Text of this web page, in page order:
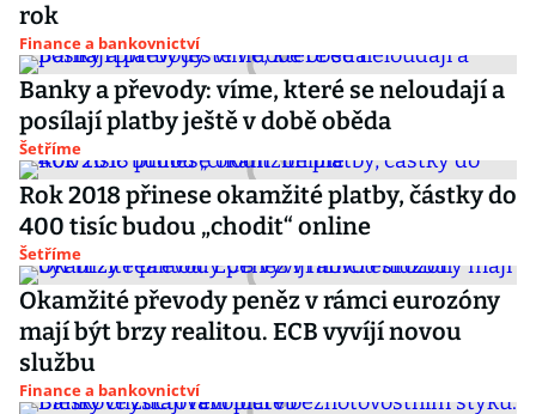
rok
Finance a bankovnictví
Banky a převody: víme, které se neloudají a
posílají platby ještě v době oběda
Šetříme
Rok 2018 přinese okamžité platby, částky do
400 tisíc budou „chodit“ online
Šetříme
Okamžité převody peněz v rámci eurozóny
mají být brzy realitou. ECB vyvíjí novou
službu
Finance a bankovnictví